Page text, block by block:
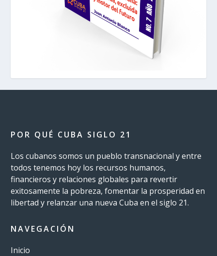
POR QUÉ CUBA SIGLO 21
Los cubanos somos un pueblo transnacional y entre
todos tenemos hoy los recursos humanos,
financieros y relaciones globales para revertir
exitosamente la pobreza, fomentar la prosperidad en
libertad y relanzar una nueva Cuba en el siglo 21.
NAVEGACIÓN
Inicio